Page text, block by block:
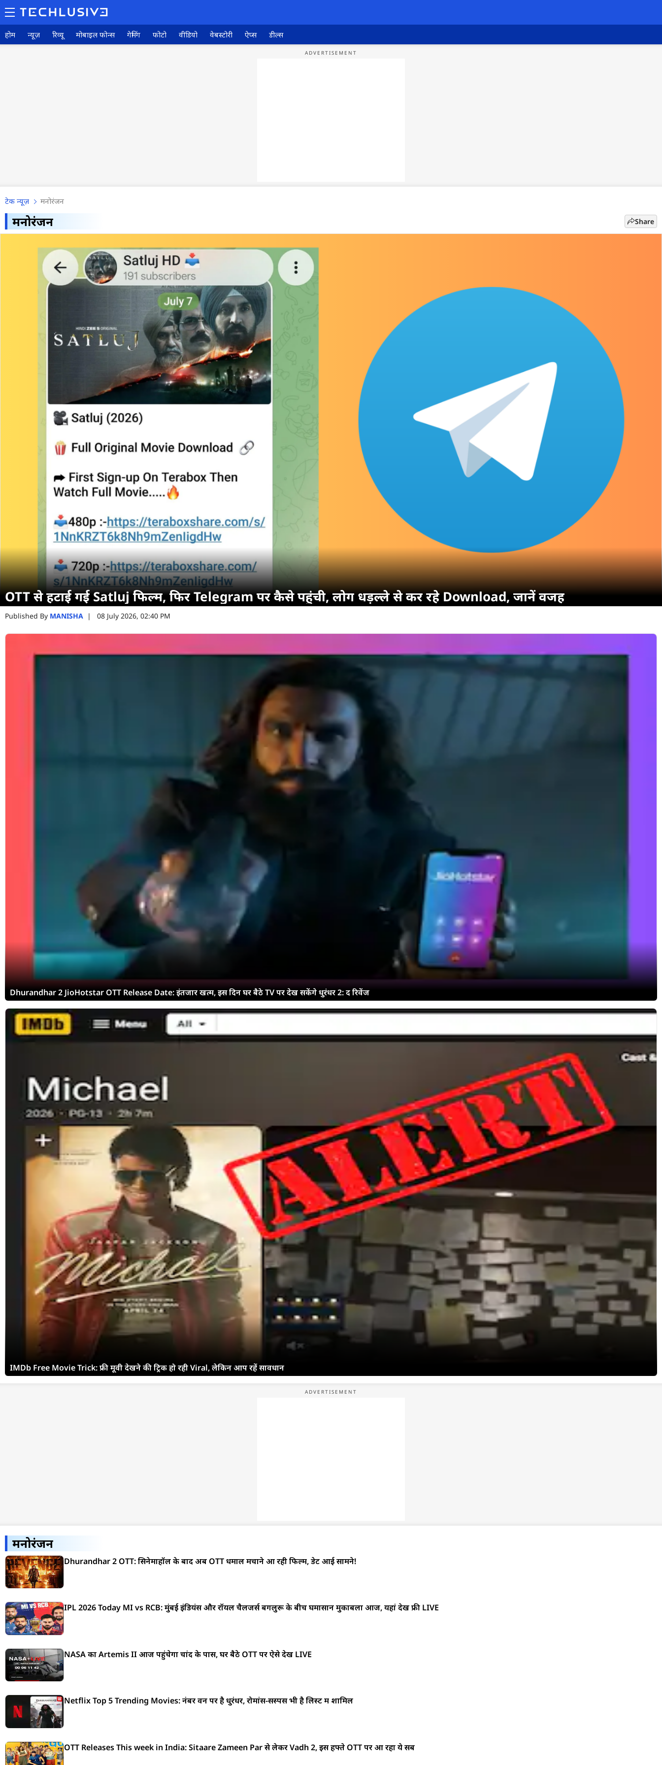
होम न्यूज़ रिव्यू मोबाइल फोन्स गेमिंग फोटो वीडियो वेबस्टोरी ऐप्स डील्स
टेक न्यूज़ मनोरंजन
मनोरंजन Share
OTT से हटाई गई Satluj फिल्म, फिर Telegram पर कैसे पहुंची, लोग धड़ल्ले से कर रहे Download, जानें वजह
Published By MANISHA | 08 July 2026, 02:40 PM
Dhurandhar 2 JioHotstar OTT Release Date: इंतजार खत्म, इस दिन घर बैठे TV पर देख सकेंगे धुरंधर 2: द रिवेंज
IMDb Free Movie Trick: फ्री मूवी देखने की ट्रिक हो रही Viral, लेकिन आप रहें सावधान
मनोरंजन
Dhurandhar 2 OTT: सिनेमाहॉल के बाद अब OTT धमाल मचाने आ रही फिल्म, डेट आई सामने!
IPL 2026 Today MI vs RCB: मुंबई इंडियंस और रॉयल चैलेंजर्स बेंगलुरू के बीच घमासान मुकाबला आज, यहां देखें फ्री LIVE
NASA का Artemis II आज पहुंचेगा चांद के पास, घर बैठे OTT पर ऐसे देखें LIVE
Netflix Top 5 Trending Movies: नंबर वन पर है धुरंधर, रोमांस-सस्पेंस भी है लिस्ट में शामिल
OTT Releases This week in India: Sitaare Zameen Par से लेकर Vadh 2, इस हफ्ते OTT पर आ रहा ये सब